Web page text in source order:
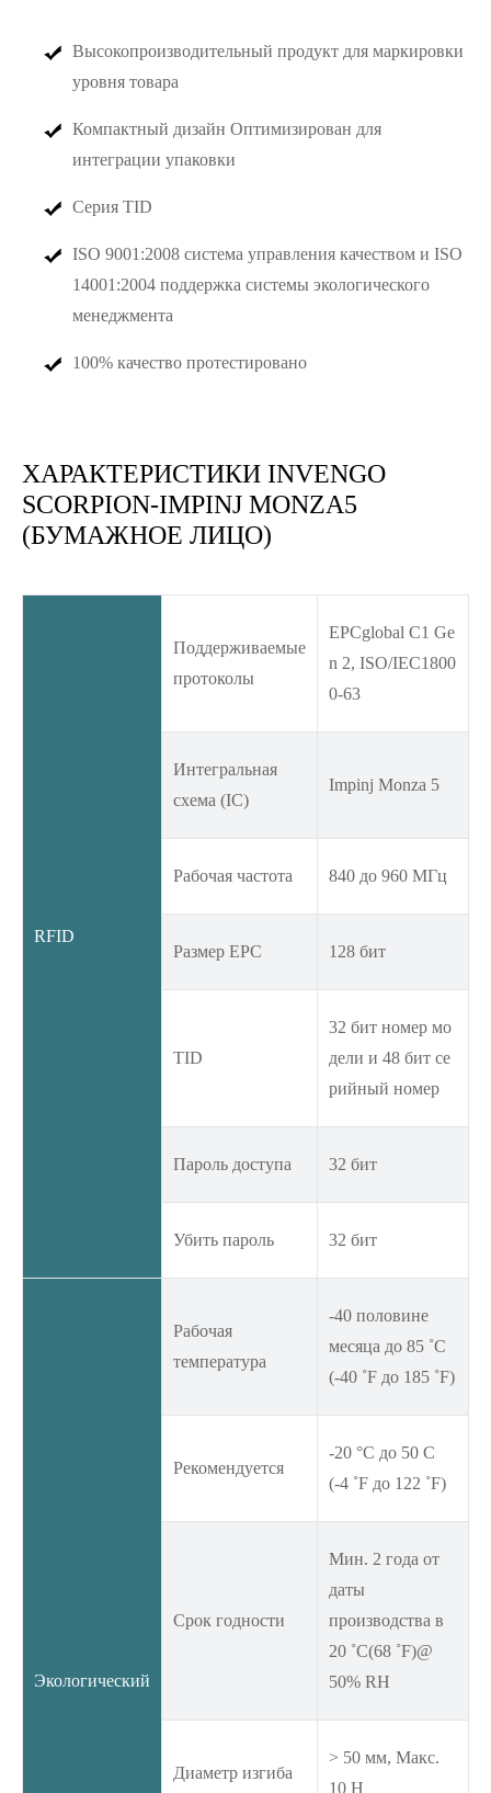
Высокопроизводительный продукт для маркировки
уровня товара
Компактный дизайн Оптимизирован для
интеграции упаковки
Серия TID
ISO 9001:2008 система управления качеством и ISO
14001:2004 поддержка системы экологического
менеджмента
100% качество протестировано
ХАРАКТЕРИСТИКИ INVENGO
SCORPION-IMPINJ MONZA5
(БУМАЖНОЕ ЛИЦО)
RFID
Поддерживаемые
протоколы
EPCglobal C1 Ge
n 2, ISO/IEC1800
0-63
Интегральная
схема (IC)
Impinj Monza 5
Рабочая частота 840 до 960 МГц
Размер EPC 128 бит
TID
32 бит номер мо
дели и 48 бит се
рийный номер
Пароль доступа 32 бит
Убить пароль 32 бит
Экологический
Рабочая
температура
-40 половине
месяца до 85 ˚C
(-40 ˚F до 185 ˚F)
Рекомендуется
-20 °C до 50 C
(-4 ˚F до 122 ˚F)
Срок годности
Мин. 2 года от
даты
производства в
20 ˚C(68 ˚F)@
50% RH
Диаметр изгиба
> 50 мм, Макс.
10 Н